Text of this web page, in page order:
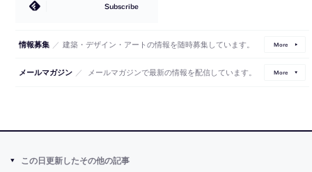
Subscribe
情報募集 ／ 建築・デザイン・アートの情報を随時募集しています。 More
メールマガジン ／ メールマガジンで最新の情報を配信しています。 More
この日更新したその他の記事